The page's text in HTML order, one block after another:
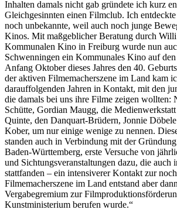
Inhalten damals nicht gab gründete ich kurz
Gleichgesinnten einen Filmclub. Ich
noch unbekannte, weil auch noch junge
Kinos. Mit maßgeblicher Beratung durch
Kommunalen Kino in Freiburg wurde nun
Schwenningen ein Kommunales Kino auf den
Anfang Oktober dieses Jahres den 40.
der aktiven Filmemacherszene im Land kam
darauffolgenden Jahren in Kontakt, mit den
die damals bei uns ihre Filme zeigen wollten:
Schütte, Gordian Maugg, die
Quinte, den Danquart-Brüdern, Jonnie
Kober, um nur einige wenige zu nennen.
standen auch in Verbindung mit der
Baden-Württemberg, erste Versuche von
und Sichtungsveranstaltungen dazu, die auch
stattfanden – ein intensiverer Kontakt zur
Filmemacherszene im Land entstand aber
Vergabegremium zur
Kunstministerium berufen wurde.“